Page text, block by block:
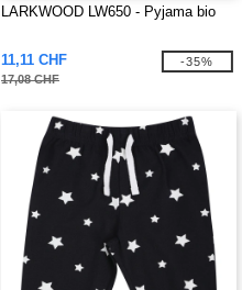
LARKWOOD LW650 - Pyjama bio
11,11 CHF
17,08 CHF
-35%